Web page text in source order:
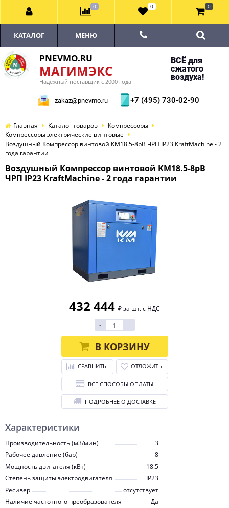
PNEVMO.RU
МАГИМЭКС
Надёжный поставщик с 2000 года
ВСЁ для
сжатого
воздуха!
zakaz@pnevmo.ru +7 (495) 730-02-90
КАТАЛОГ МЕНЮ
Главная Каталог товаров
Компрессоры
Компрессоры электрические винтовые
Воздушный Компрессор винтовой KM18.5-8рВ ЧРП IP23 KraftMachine - 2
года гарантии
Воздушный Компрессор винтовой KM18.5-8рВ
ЧРП IP23 KraftMachine - 2 года гарантии
Характеристики
Производительность (м3/мин)
3
Рабочее давление (бар)
8
Мощность двигателя (кВт)
18.5
Степень защиты электродвигателя
IP23
Ресивер
отсутствует
Наличие частотного преобразователя
Да
432 444 ₽ за шт. с НДС
-
+
В КОРЗИНУ
СРАВНИТЬ ОТЛОЖИТЬ
ВСЕ СПОСОБЫ ОПЛАТЫ
ПОДРОБНЕЕ О ДОСТАВКЕ
0 0 0